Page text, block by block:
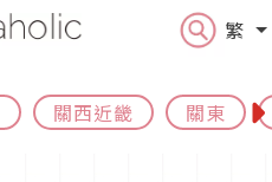
繁
關西近畿 關東